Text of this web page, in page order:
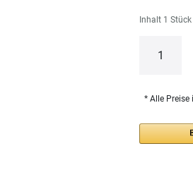
Inhalt 1Stück
* Alle Preise